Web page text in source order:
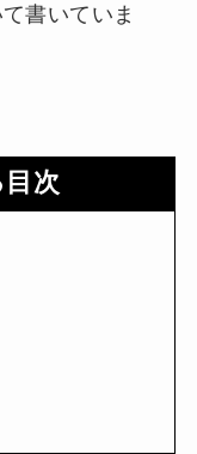
書いていま
次